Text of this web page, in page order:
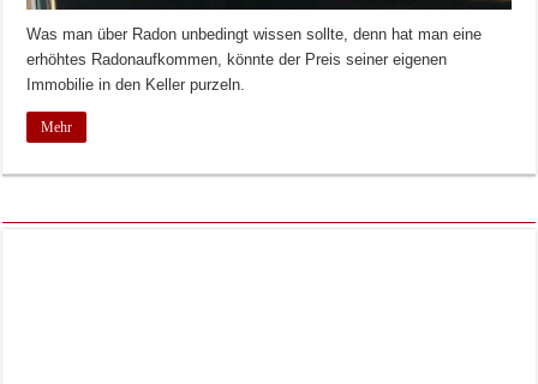
Was man über Radon unbedingt wissen sollte, denn hat man eine
erhöhtes Radonaufkommen, könnte der Preis seiner eigenen
Immobilie in den Keller purzeln.
Mehr